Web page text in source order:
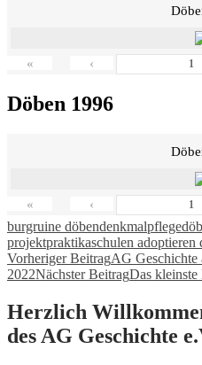
« ‹
Döben 1996
« ‹
burgruine döbendenkmalpflege
projektpraktikaschulen adoptieren
Beitragsnavigation
Vorheriger BeitragAG Geschichte
2022Nächster BeitragDas kleinste
Herzlich
des AG Geschichte